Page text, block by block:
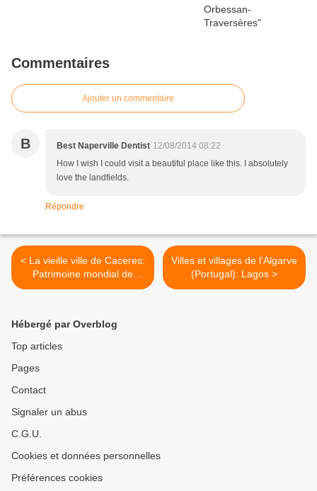
Commentaires
Ajouter un commentaire
B Best Naperville Dentist 12/08/2014 08:22
How I wish I could visit a beautiful place like this. I absolutely
love the landfields.
Répondre
< La vieille ville de Caceres:
Patrimoine mondial de
l'Humanité.
Villes et villages de l'Algarve
(Portugal): Lagos >
Hébergé par Overblog
Top articles
Pages
Contact
Signaler un abus
C.G.U.
Cookies et données personnelles
Préférences cookies